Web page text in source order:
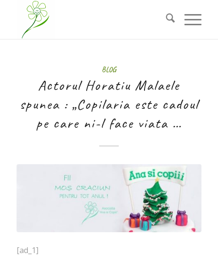
BLOG
Actorul Horatiu Malaele
spunea : „Copilaria este cadoul
pe care ni-l face viata …
[ad_1]